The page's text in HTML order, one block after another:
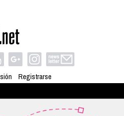
Registrarse